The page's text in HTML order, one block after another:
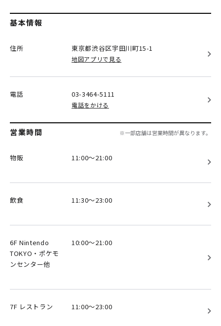
基本情報
住所 東京都渋谷区宇田川町15-1
地図アプリで見る
電話 03-3464-5111
電話をかける
営業時間 ※一部店舗は営業時間が異なります。
物販 11:00～21:00
飲食 11:30～23:00
6F Nintendo
TOKYO・ポケモ
ンセンター他
10:00～21:00
7F レストラン 11:00～23:00